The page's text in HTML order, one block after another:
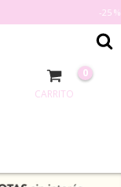
-25 % OFF
CARRITO
0